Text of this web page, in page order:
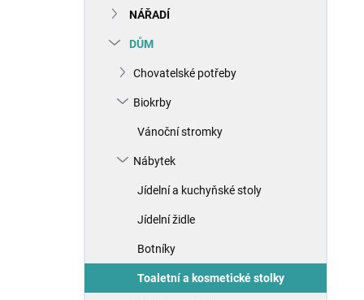
NÁŘADÍ
DŮM
Chovatelské potřeby
Biokrby
Vánoční stromky
Nábytek
Jídelní a kuchyňské stoly
Jídelní židle
Botníky
Toaletní a kosmetické stolky